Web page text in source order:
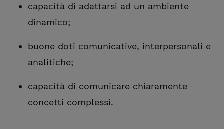
capacità di adattarsi ad un ambiente
dinamico;
buone doti comunicative, interpersonali e
analitiche;
capacità di comunicare chiaramente
concetti complessi.